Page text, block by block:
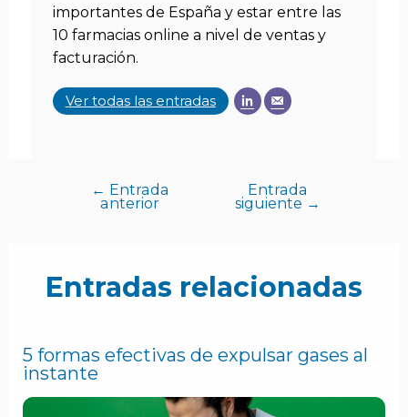
importantes de España y estar entre las
10 farmacias online a nivel de ventas y
facturación.
Ver todas las entradas
← Entrada
anterior
Entrada
siguiente →
Entradas relacionadas
5 formas efectivas de expulsar gases al
instante